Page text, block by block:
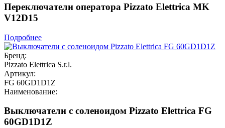
Переключатели оператора Pizzato Elettrica MK
V12D15
Подробнее
Бренд:
Pizzato Elettrica S.r.l.
Артикул:
FG 60GD1D1Z
Наименование:
Выключатели с соленоидом Pizzato Elettrica FG
60GD1D1Z